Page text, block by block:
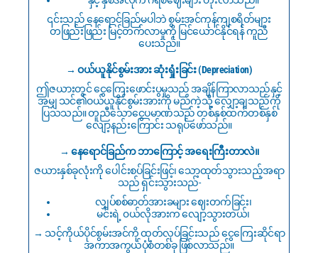
၎င်းသည် နေရောင်ခြည်မပါဘဲ စွမ်းအင်ကုန်ကျစရိတ်များ
တဖြည်းဖြည်း မြင့်တက်လာမှုကို မြင်ယောင်နိုင်ရန် ကူညီ
ပေးသည်။
→ ဝယ်ယူနိုင်စွမ်းအား ဆုံးရှုံးခြင်း (Depreciation)
ဤဇယားတွင် ငွေကြေးဖောင်းပွမှုသည် အချိန်ကြာလာသည်နှင့်
အမျှ သင်၏ဝယ်ယူနိုင်စွမ်းအားကို မည်ကဲ့သို့ လျှော့ချသည်ကို
ပြသသည်။ တူညီသောငွေပမာဏသည် တစ်နှစ်ထက်တစ်နှစ်
လျော့နည်းကြောင်း သရုပ်ဖော်သည်။
→ နေရောင်ခြည်က ဘာကြောင့် အရေးကြီးတာလဲ။
ဇယားနှစ်ခုလုံးကို ပေါင်းစပ်ခြင်းဖြင့်၊ သော့ထုတ်သွားသည့်အရာ
သည် ရှင်းသွားသည်-
လျှပ်စစ်ဓာတ်အားခများ ဈေးတက်ခြင်း၊
မင်းရဲ့ ၀ယ်လိုအားက လျော့သွားတယ်၊
→ သင့်ကိုယ်ပိုင်စွမ်းအင်ကို ထုတ်လုပ်ခြင်းသည် ငွေကြေးဆိုင်ရာ
အကာအကွယ်ပုံစံတစ်ခု ဖြစ်လာသည်။